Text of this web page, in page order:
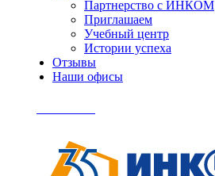
Партнерство с ИНКОМ
Приглашаем
Учебный центр
Истории успеха
Отзывы
Наши офисы